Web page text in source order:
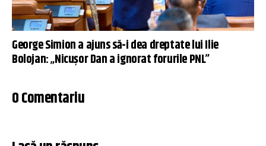
George Simion a ajuns să-i dea dreptate lui Ilie
Bolojan: „Nicușor Dan a ignorat forurile PNL”
0 Comentariu